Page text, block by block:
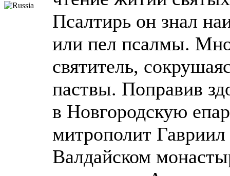
Псалтирь он знал
или пел псалмы.
святитель,
паствы. Поправив
в Новгородскую
митрополит Гавриил
Валдайском